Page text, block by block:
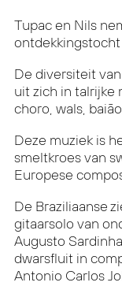
Tupac en Nils
De diversiteit
uit zich in talrijke
choro, wals,
Deze muziek is
smeltkroes van
Europese
De Braziliaanse
gitaarsolo van
Augusto
dwarsfluit in
Antonio Carlos